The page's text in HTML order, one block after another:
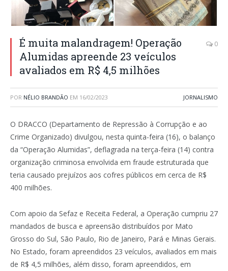
É muita malandragem! Operação
Alumidas apreende 23 veículos
avaliados em R$ 4,5 milhões
0
POR NÉLIO BRANDÃO EM 16/02/2023 JORNALISMO
O DRACCO (Departamento de Repressão à Corrupção e ao
Crime Organizado) divulgou, nesta quinta-feira (16), o balanço
da “Operação Alumidas”, deflagrada na terça-feira (14) contra
organização criminosa envolvida em fraude estruturada que
teria causado prejuízos aos cofres públicos em cerca de R$
400 milhões.
Com apoio da Sefaz e Receita Federal, a Operação cumpriu 27
mandados de busca e apreensão distribuídos por Mato
Grosso do Sul, São Paulo, Rio de Janeiro, Pará e Minas Gerais.
No Estado, foram apreendidos 23 veículos, avaliados em mais
de R$ 4,5 milhões, além disso, foram apreendidos, em